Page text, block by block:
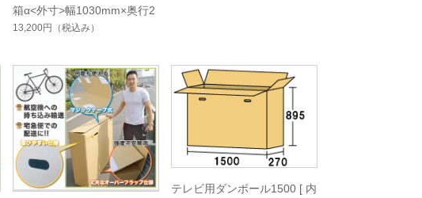
箱α<外寸>幅1030mm×奥行2
00mm×高700mm
13,200円 （税込み）
テレビ用ダンボール1500 [ 内